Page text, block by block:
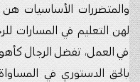
والمتضررات الأساسيات
لهن التعليم في المسارات
في العمل، تفضل الرجال
بالحق الدستوري في